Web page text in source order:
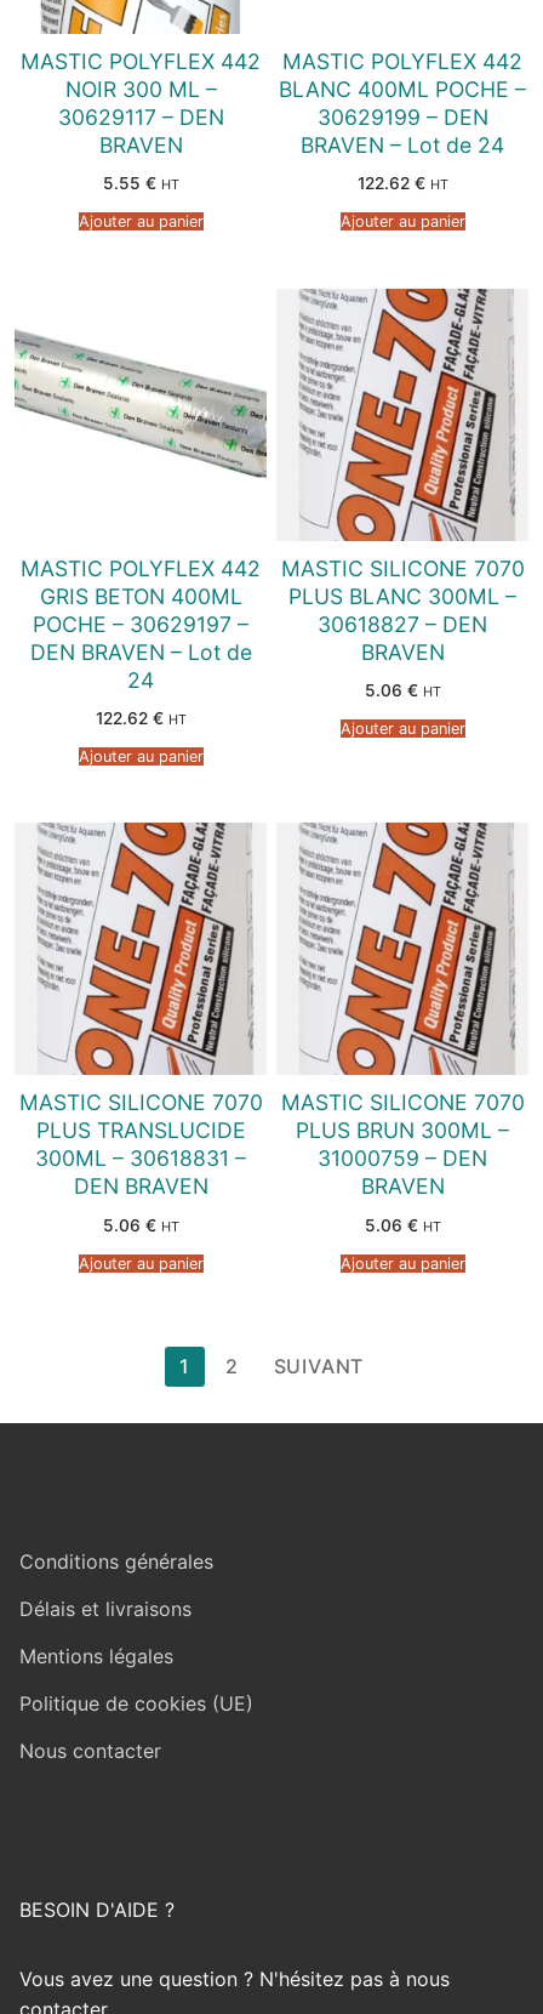
MASTIC POLYFLEX 442
NOIR 300 ML –
30629117 – DEN
BRAVEN
5.55 € HT
Ajouter au panier
MASTIC POLYFLEX 442
BLANC 400ML POCHE –
30629199 – DEN
BRAVEN – Lot de 24
122.62 € HT
Ajouter au panier
MASTIC POLYFLEX 442
GRIS BETON 400ML
POCHE – 30629197 –
DEN BRAVEN – Lot de
24
122.62 € HT
Ajouter au panier
MASTIC SILICONE 7070
PLUS BLANC 300ML –
30618827 – DEN
BRAVEN
5.06 € HT
Ajouter au panier
MASTIC SILICONE 7070
PLUS TRANSLUCIDE
300ML – 30618831 –
DEN BRAVEN
5.06 € HT
Ajouter au panier
MASTIC SILICONE 7070
PLUS BRUN 300ML –
31000759 – DEN
BRAVEN
5.06 € HT
Ajouter au panier
publications
1 2 SUIVANT
Conditions générales
Délais et livraisons
Mentions légales
Politique de cookies (UE)
Nous contacter
BESOIN D'AIDE ?
Vous avez une question ? N'hésitez pas à nous
contacter.